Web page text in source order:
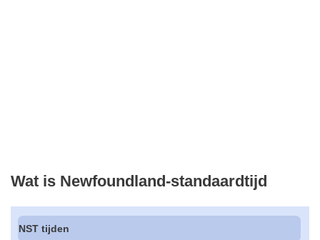
Wat is Newfoundland-standaardtijd
NST tijden